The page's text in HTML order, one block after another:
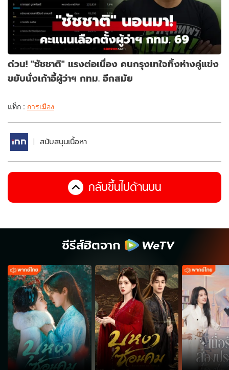
ด่วน! "ชัชชาติ" แรงต่อเนื่อง คนกรุงเทใจทิ้งห่างคู่แข่ง
ขยับนั่งเก้าอี้ผู้ว่าฯ กทม. อีกสมัย
แท็ก : การเมือง
สนับสนุนเนื้อหา
กลับขึ้นไปด้านบน
ซีรีส์ฮิตจาก